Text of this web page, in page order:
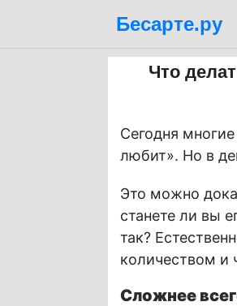
Бесарте.ру
Что
Сегодня
любит». Но в
Это можно
станете ли вы
так?
количеством и
Сложнее